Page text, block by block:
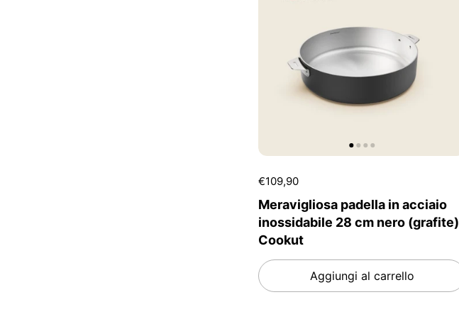
€109,90
Meravigliosa padella in acciaio
inossidabile 28 cm nero (grafite)
Cookut
Aggiungi al carrello